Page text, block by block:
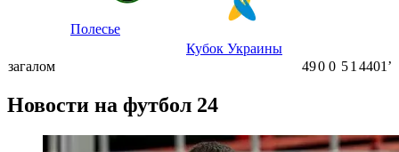
Полесье
Кубок Украины
загалом 490 0 51 4401ʼ
Новости на футбол 24